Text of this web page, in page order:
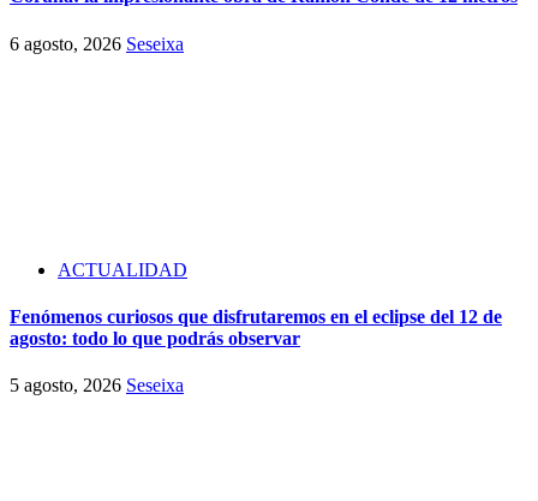
6 agosto, 2026 Seseixa
ACTUALIDAD
Fenómenos curiosos que disfrutaremos en el eclipse del 12 de
agosto: todo lo que podrás observar
5 agosto, 2026 Seseixa